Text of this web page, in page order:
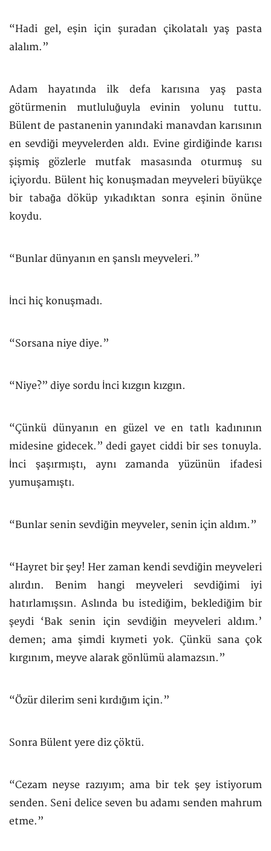
“Hadi gel, eşin için şuradan çikolatalı yaş pasta
alalım.”
Adam hayatında ilk defa karısına yaş pasta
götürmenin mutluluğuyla evinin yolunu tuttu.
Bülent de pastanenin yanındaki manavdan karısının
en sevdiği meyvelerden aldı. Evine girdiğinde karısı
şişmiş gözlerle mutfak masasında oturmuş su
içiyordu. Bülent hiç konuşmadan meyveleri büyükçe
bir tabağa döküp yıkadıktan sonra eşinin önüne
koydu.
“Bunlar dünyanın en şanslı meyveleri.”
İnci hiç konuşmadı.
“Sorsana niye diye.”
“Niye?” diye sordu İnci kızgın kızgın.
“Çünkü dünyanın en güzel ve en tatlı kadınının
midesine gidecek.” dedi gayet ciddi bir ses tonuyla.
İnci şaşırmıştı, aynı zamanda yüzünün ifadesi
yumuşamıştı.
“Bunlar senin sevdiğin meyveler, senin için aldım.”
“Hayret bir şey! Her zaman kendi sevdiğin meyveleri
alırdın. Benim hangi meyveleri sevdiğimi iyi
hatırlamışsın. Aslında bu istediğim, beklediğim bir
şeydi ‘Bak senin için sevdiğin meyveleri aldım.’
demen; ama şimdi kıymeti yok. Çünkü sana çok
kırgınım, meyve alarak gönlümü alamazsın.”
“Özür dilerim seni kırdığım için.”
Sonra Bülent yere diz çöktü.
“Cezam neyse razıyım; ama bir tek şey istiyorum
senden. Seni delice seven bu adamı senden mahrum
etme.”